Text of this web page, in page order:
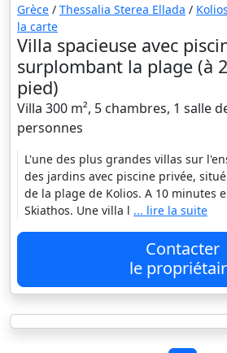
Grèce / Thessalia Sterea Ellada / Kolios
la carte
Villa spacieuse avec
surplombant la plage (à
pied)
Villa 300 m², 5 chambres, 1 salle
personnes
L'une des plus grandes villas sur
des jardins avec piscine privée,
de la plage de Kolios. A 10 minutes
Skiathos. Une villa l ... lire la suite
Contacter
le